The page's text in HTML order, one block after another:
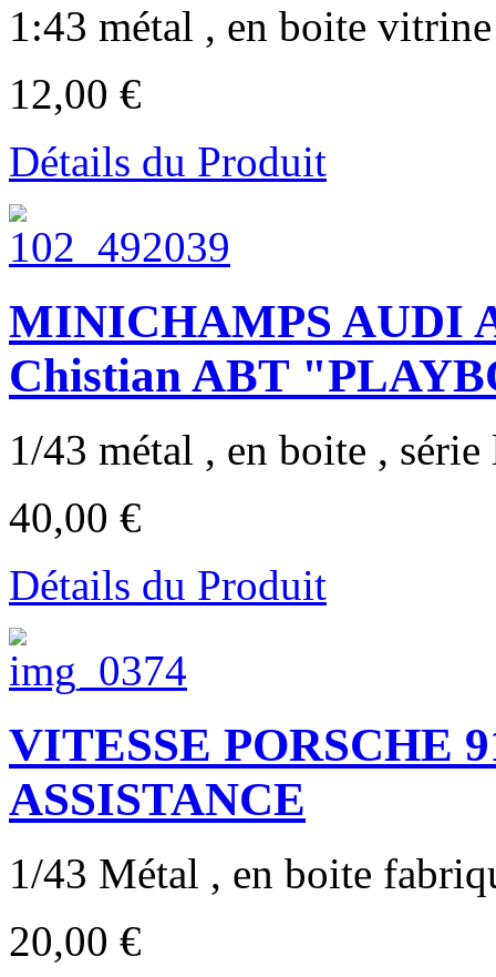
1:43 métal , en boite
12,00 €
Détails du Produit
MINICHAMPS AUDI
Chistian ABT
1/43 métal , en boite ,
40,00 €
Détails du Produit
VITESSE PORSCHE
ASSISTANCE
1/43 Métal , en boite
20,00 €